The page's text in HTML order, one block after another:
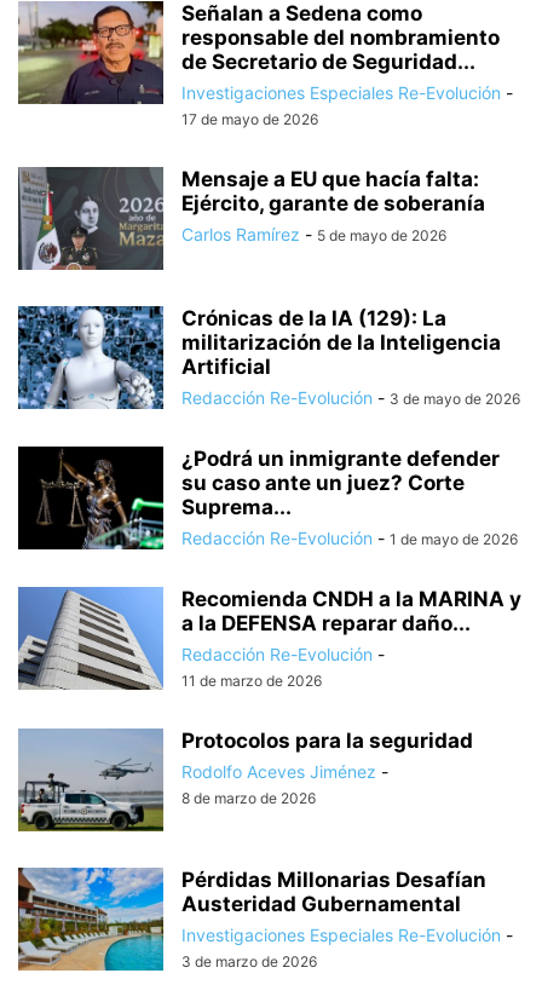
Señalan a Sedena como
responsable del nombramiento
de Secretario de Seguridad...
Investigaciones Especiales Re-Evolución -
17 de mayo de 2026
Mensaje a EU que hacía falta:
Ejército, garante de soberanía
Carlos Ramírez - 5 de mayo de 2026
Crónicas de la IA (129): La
militarización de la Inteligencia
Artificial
Redacción Re-Evolución - 3 de mayo de 2026
¿Podrá un inmigrante defender
su caso ante un juez? Corte
Suprema...
Redacción Re-Evolución - 1 de mayo de 2026
Recomienda CNDH a la MARINA y
a la DEFENSA reparar daño...
Redacción Re-Evolución -
11 de marzo de 2026
Protocolos para la seguridad
Rodolfo Aceves Jiménez -
8 de marzo de 2026
Pérdidas Millonarias Desafían
Austeridad Gubernamental
Investigaciones Especiales Re-Evolución -
3 de marzo de 2026